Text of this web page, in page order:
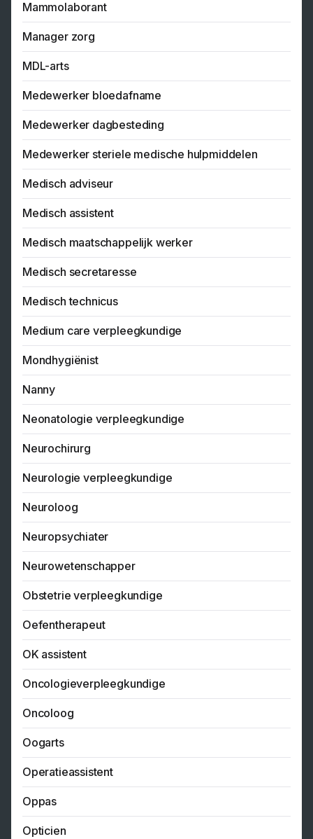
Mammolaborant
Manager zorg
MDL-arts
Medewerker bloedafname
Medewerker dagbesteding
Medewerker steriele medische hulpmiddelen
Medisch adviseur
Medisch assistent
Medisch maatschappelijk werker
Medisch secretaresse
Medisch technicus
Medium care verpleegkundige
Mondhygiënist
Nanny
Neonatologie verpleegkundige
Neurochirurg
Neurologie verpleegkundige
Neuroloog
Neuropsychiater
Neurowetenschapper
Obstetrie verpleegkundige
Oefentherapeut
OK assistent
Oncologieverpleegkundige
Oncoloog
Oogarts
Operatieassistent
Oppas
Opticien